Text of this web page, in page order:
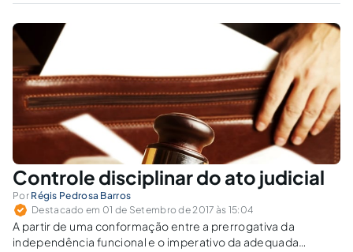
o princípio constitucional da inafastabilidade
do controle jurisdicional, demonstrando sua
importância jurídica.
Controle disciplinar do ato judicial
Por Régis Pedrosa Barros
Destacado em 01 de Setembro de 2017 às 15:04
A partir de uma conformação entre a prerrogativa da
independência funcional e o imperativo da adequada